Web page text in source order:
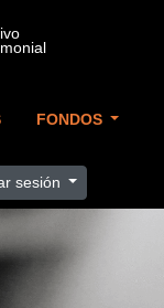
FONDOS
sesión